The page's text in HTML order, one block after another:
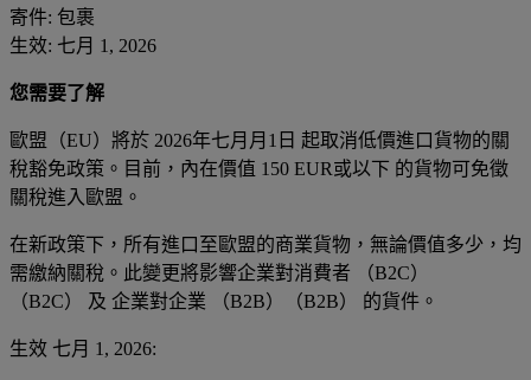
寄件: 包裹
生效: 七月 1, 2026
您需要了解
歐盟（EU）將於 2026年七月月1日 起取消低價進口貨物的關
稅豁免政策。目前，內在價值 150 EUR或以下 的貨物可免徵
關稅進入歐盟。
在新政策下，所有進口至歐盟的商業貨物，無論價值多少，均
需繳納關稅。此變更將影響企業對消費者 （B2C）
（B2C） 及 企業對企業 （B2B）（B2B） 的貨件。
生效 七月 1, 2026: